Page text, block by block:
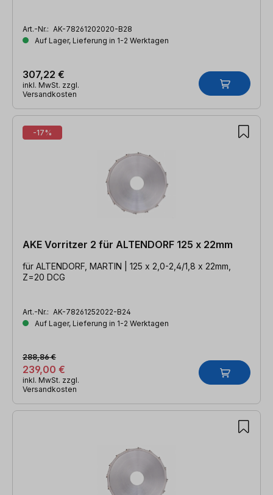
Art.-Nr.: AK-78261202020-B28
Auf Lager, Lieferung in 1-2 Werktagen
307,22 €
inkl. MwSt. zzgl.
Versandkosten
-17%
AKE Vorritzer 2 für ALTENDORF 125 x 22mm
für ALTENDORF, MARTIN | 125 x 2,0-2,4/1,8 x 22mm,
Z=20 DCG
Art.-Nr.: AK-78261252022-B24
Auf Lager, Lieferung in 1-2 Werktagen
239,00 €
288,86 €
inkl. MwSt. zzgl.
Versandkosten